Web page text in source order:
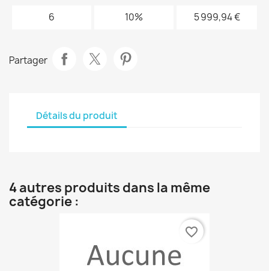
6 10% 5 999,94 €
Partager
Détails du produit
4 autres produits dans la même
catégorie :
favorite_border